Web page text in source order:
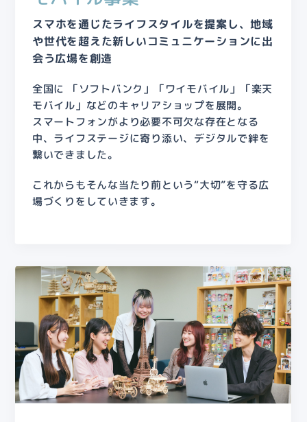
スマホを通じたライフスタイルを提案し、地域
や世代を超えた新しいコミュニケーションに出
会う広場を創造
全国に 「ソフトバンク」「ワイモバイル」「楽天
モバイル」などのキャリアショップを展開。
スマートフォンがより必要不可欠な存在となる
中、ライフステージに寄り添い、デジタルで絆を
繋いできました。
これからもそんな当たり前という“大切”を守る広
場づくりをしていきます。